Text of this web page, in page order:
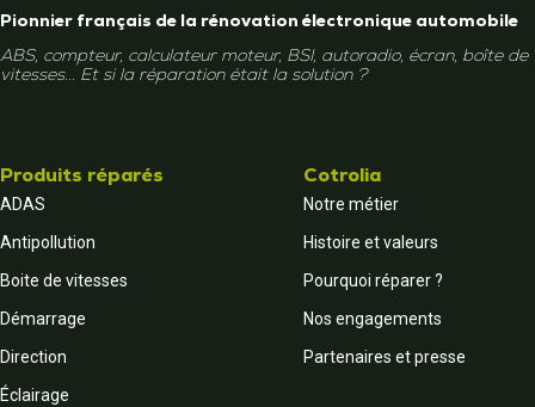
Pionnier français de la rénovation électronique automobile
ABS, compteur, calculateur moteur, BSI, autoradio, écran, boîte de
vitesses... Et si la réparation était la solution ?
Produits réparés
ADAS
Antipollution
Boite de vitesses
Démarrage
Direction
Éclairage
Cotrolia
Notre métier
Histoire et valeurs
Pourquoi réparer ?
Nos engagements
Partenaires et presse